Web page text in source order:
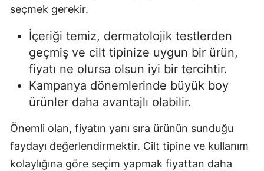
seçmek gerekir.
İçeriği temiz, dermatolojik testlerden
geçmiş ve cilt tipinize uygun bir ürün,
fiyatı ne olursa olsun iyi bir tercihtir.
Kampanya dönemlerinde büyük boy
ürünler daha avantajlı olabilir.
Önemli olan, fiyatın yanı sıra ürünün sunduğu
faydayı değerlendirmektir. Cilt tipine ve kullanım
kolaylığına göre seçim yapmak fiyattan daha